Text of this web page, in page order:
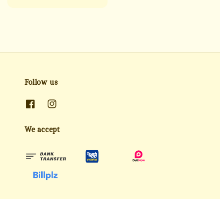
Follow us
We accept